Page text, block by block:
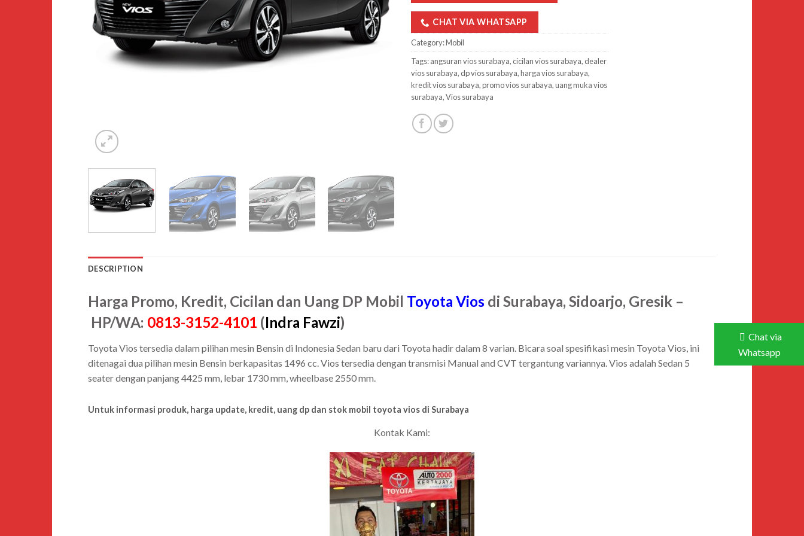
CHAT VIA WHATSAPP
Category:Mobil
Tags:angsuran vios surabaya, cicilan vios surabaya, dealer
vios surabaya, dp vios surabaya,harga vios surabaya,
kredit vios surabaya,promo vios surabaya,uang muka vios
surabaya,Vios surabaya
DESCRIPTION
Harga Promo, Kredit, Cicilan dan Uang DP Mobil Toyota Vios di Surabaya, Sidoarjo, Gresik –
HP/WA: 0813-3152-4101 (Indra Fawzi)
Toyota Vios tersedia dalam pilihan mesin Bensin di Indonesia Sedan baru dari Toyota hadir dalam 8 varian. Bicara soal spesifikasi mesin Toyota Vios, ini
ditenagai dua pilihan mesin Bensin berkapasitas 1496 cc. Vios tersedia dengan transmisi Manual and CVT tergantung variannya. Vios adalah Sedan 5
seater dengan panjang 4425 mm, lebar 1730 mm, wheelbase 2550 mm.
Untuk informasi produk, harga update, kredit, uang dp dan stok mobil toyota vios di Surabaya
Kontak Kami:
Chat via
Whatsapp